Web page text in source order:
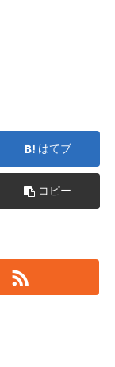
はてブ
コピー